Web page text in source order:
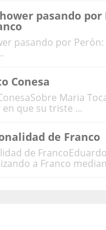
pasando
pasando por
Conesa
Maria
que su triste ...
de Franco
de
a Franco